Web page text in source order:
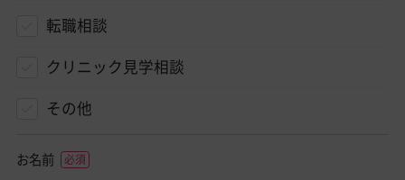
転職相談
クリニック見学相談
その他
お名前